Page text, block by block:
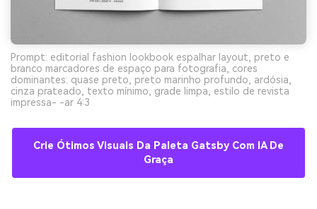
Prompt: editorial fashion lookbook espalhar layout, preto e
branco marcadores de espaço para fotografia, cores
dominantes: quase preto, preto marinho profundo, ardósia,
cinza prateado, texto mínimo, grade limpa, estilo de revista
impressa- -ar 4:3
Crie Ótimos Visuais Da Paleta Gatsby Com IA De
Graça